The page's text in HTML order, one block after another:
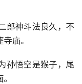
郎神斗法良久，不
庙。
孙悟空是猴子，尾